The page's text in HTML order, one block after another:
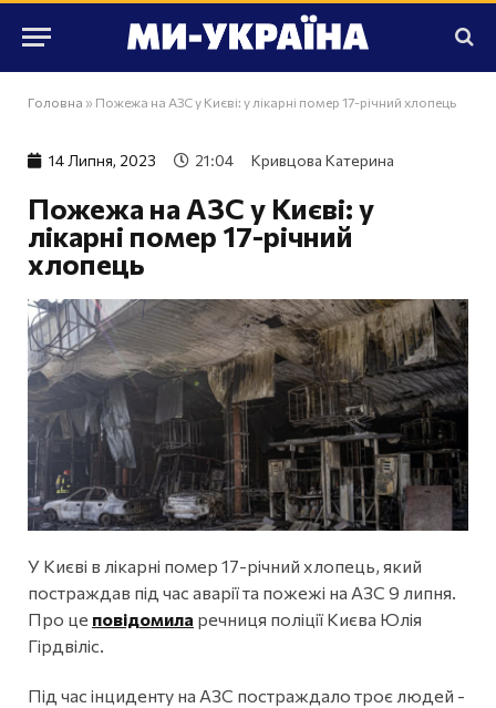
Головна » Пожежа на АЗС у Києві: у лікарні помер 17-річний хлопець
14 Липня, 2023 21:04 Кривцова Катерина
Пожежа на АЗС у Києві: у
лікарні помер 17-річний
хлопець
У Києві в лікарні помер 17-річний хлопець, який
постраждав під час аварії та пожежі на АЗС 9 липня.
Про це повідомила речниця поліції Києва Юлія
Гірдвіліс.
Під час інциденту на АЗС постраждало троє людей -